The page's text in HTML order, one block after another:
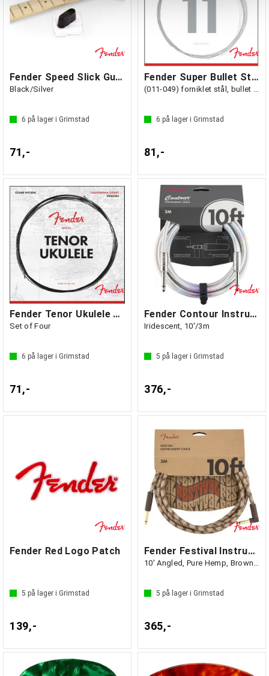
Fender Speed Slick Guitar String Cleaner
Black/Silver
6 på lager i Grimstad
71,-
Fender Super Bullet Strenger, 3250M
(011-049) forniklet stål, bullet end
6 på lager i Grimstad
81,-
Fender Tenor Ukulele Strings
Set of Four
6 på lager i Grimstad
71,-
Fender Contour Instrumentkabel
Iridescent, 10'/3m
5 på lager i Grimstad
376,-
Fender Red Logo Patch
5 på lager i Grimstad
139,-
Fender Festival Instrument Cable
10' Angled, Pure Hemp, Brown Stripe
5 på lager i Grimstad
365,-